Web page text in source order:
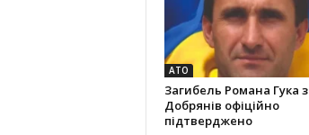
АТО
Загибель Романа Гука з
Добрянів офіційно
підтверджено